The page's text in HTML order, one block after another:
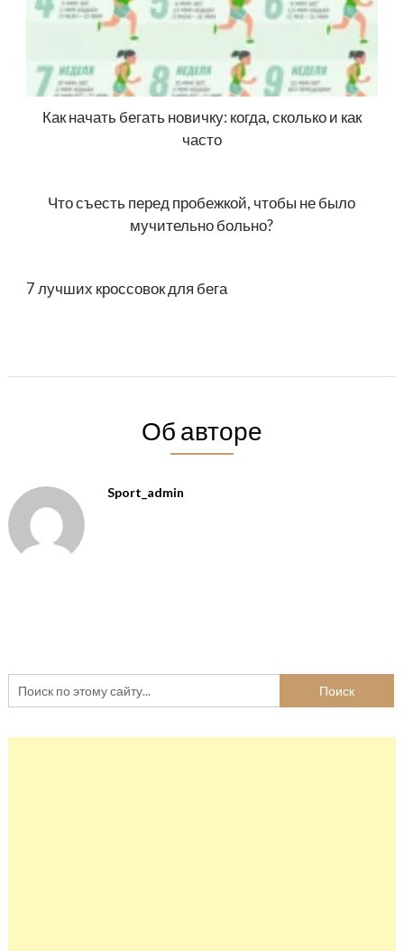
Как начать бегать новичку: когда, сколько и как
часто
Что съесть перед пробежкой, чтобы не было
мучительно больно?
7 лучших кроссовок для бега
Об авторе
Sport_admin